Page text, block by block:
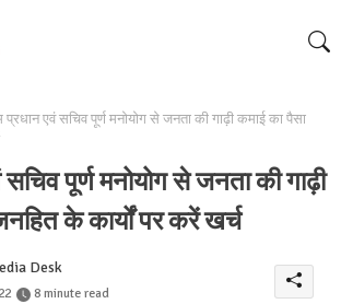
प्रधान एवं सचिव पूर्ण मनोयोग से जनता की गाढ़ी कमाई का पैसा
पूर्ण मनोयोग से जनता की गाढ़ी
के कार्यों पर करें खर्च
Desk
8 minute read